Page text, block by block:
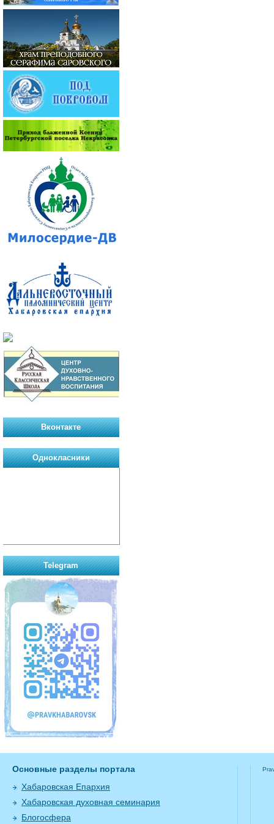
Вконтакте
Однокласники
Telegram
Основные разделы портала
Хабаровская Епархия
Хабаровская духовная семинария
Блогосфера